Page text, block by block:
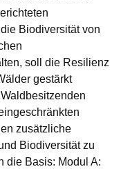
Biodiversität von
soll die Resilienz
gestärkt
zusätzliche
Biodiversität zu
die Basis: Modul A: